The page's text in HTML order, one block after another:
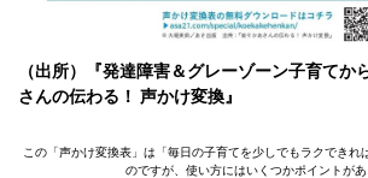
（出所）『発達障害＆グレーゾーン子育てか
さんの伝わる！ 声かけ変換』
この「声かけ変換表」は「毎日の子育てを少しでもラクできれ
のですが、使い方にはいくつかポイントがあ